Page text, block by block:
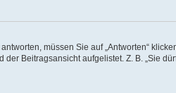
müssen Sie auf „Antworten“
Beitragsansicht aufgelistet. Z. B. „Sie